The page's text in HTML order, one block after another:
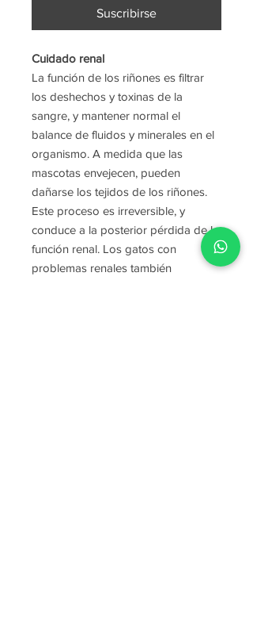
Suscribirse
Cuidado renal
La función de los riñones es filtrar
los deshechos y toxinas de la
sangre, y mantener normal el
balance de fluidos y minerales en el
organismo. A medida que las
mascotas envejecen, pueden
dañarse los tejidos de los riñones.
Este proceso es irreversible, y
conduce a la posterior pérdida de la
función renal. Los gatos con
problemas renales también